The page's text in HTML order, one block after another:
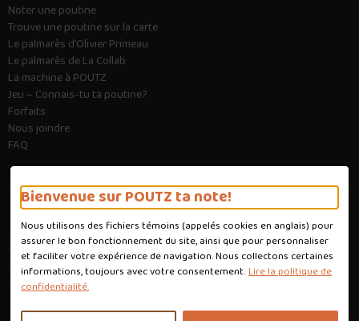
Bienvenue sur POUTZ ta note!
Nous utilisons des fichiers témoins (appelés cookies en anglais) pour
assurer le bon fonctionnement du site, ainsi que pour personnaliser
et faciliter votre expérience de navigation. Nous collectons certaines
informations, toujours avec votre consentement.Lire la politique de
confidentialité.
Noter une poutine
Trouve une poutine sur la carte
Le palmarès d’Olivier Primeau
Le palmarès de La Collab
La machine à POUTZ
Jeu – Connais-tu ta poutine?
Forfaits
Nous joindre
FAQ
Conditions d'utilisation
Politique de confidentialité
Personnaliser les cookies
Conception :Ekloweb